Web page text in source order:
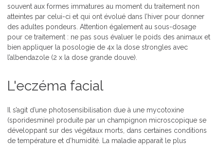
souvent aux formes immatures au moment du traitement non
atteintes par celui-ci et qui ont évolué dans l’hiver pour donner
des adultes pondeurs. Attention également au sous-dosage
pour ce traitement : ne pas sous évaluer le poids des animaux et
bien appliquer la posologie de 4x la dose strongles avec
l’albendazole (2 x la dose grande douve).
L'eczéma facial
Il s’agit d’une photosensibilisation due à une mycotoxine
(sporidesmine) produite par un champignon microscopique se
développant sur des végétaux morts, dans certaines conditions
de température et d’humidité. La maladie apparait le plus